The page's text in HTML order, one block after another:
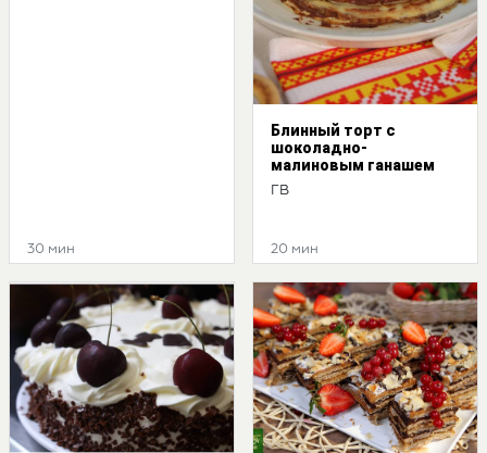
30 мин
Блинный торт с
шоколадно-
малиновым ганашем
ГВ
20 мин